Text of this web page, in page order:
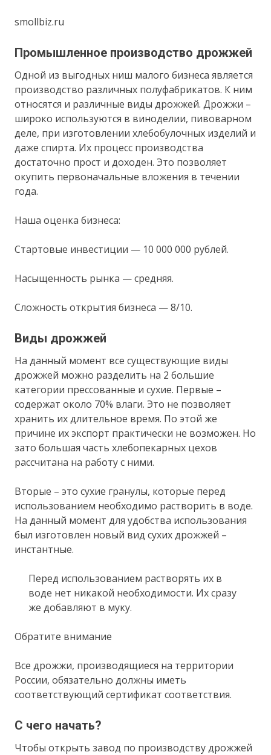
smollbiz.ru
Промышленное производство дрожжей
Одной из выгодных ниш малого бизнеса является
производство различных полуфабрикатов. К ним
относятся и различные виды дрожжей. Дрожжи –
широко используются в виноделии, пивоварном
деле, при изготовлении хлебобулочных изделий и
даже спирта. Их процесс производства
достаточно прост и доходен. Это позволяет
окупить первоначальные вложения в течении
года.
Наша оценка бизнеса:
Стартовые инвестиции — 10 000 000 рублей.
Насыщенность рынка — средняя.
Сложность открытия бизнеса — 8/10.
Виды дрожжей
На данный момент все существующие виды
дрожжей можно разделить на 2 большие
категории прессованные и сухие. Первые –
содержат около 70% влаги. Это не позволяет
хранить их длительное время. По этой же
причине их экспорт практически не возможен. Но
зато большая часть хлебопекарных цехов
рассчитана на работу с ними.
Вторые – это сухие гранулы, которые перед
использованием необходимо растворить в воде.
На данный момент для удобства использования
был изготовлен новый вид сухих дрожжей –
инстантные.
Перед использованием растворять их в
воде нет никакой необходимости. Их сразу
же добавляют в муку.
Обратите внимание
Все дрожжи, производящиеся на территории
России, обязательно должны иметь
соответствующий сертификат соответствия.
С чего начать?
Чтобы открыть завод по производству дрожжей